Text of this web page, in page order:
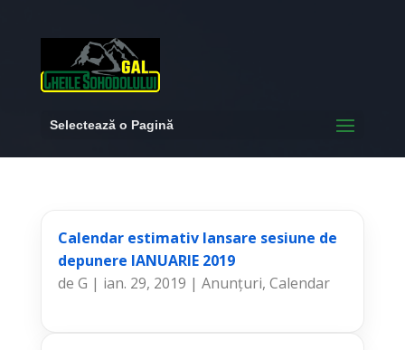
Selectează o Pagină
Calendar estimativ lansare sesiune de
depunere IANUARIE 2019
de G | ian. 29, 2019 | Anunțuri, Calendar